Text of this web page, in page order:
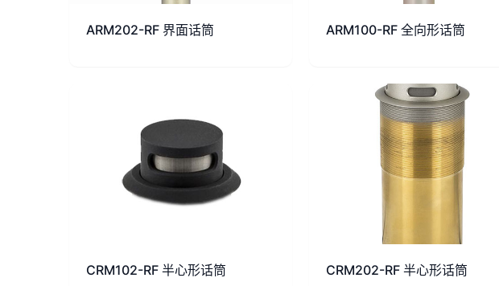
ARM202-RF 界面话筒 ARM100-RF 全向形话筒
CRM102-RF 半心形话筒 CRM202-RF 半心形话筒